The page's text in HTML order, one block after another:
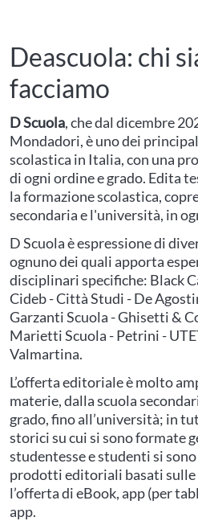
Deascuola: chi
facciamo
D Scuola, che dal dicembre
Mondadori, è uno dei
scolastica in Italia, con una
di ogni ordine e grado. Edita
la formazione scolastica,
secondaria e l'università, in
D Scuola è espressione di
ognuno dei quali apporta
disciplinari specifiche: Black
Cideb - Città Studi - De
Garzanti Scuola - Ghisetti &
Marietti Scuola - Petrini -
Valmartina.
L’offerta editoriale è molto
materie, dalla scuola
grado, fino all’università; in
storici su cui si sono formate
studentesse e studenti si
prodotti editoriali basati
l’offerta di eBook, app (per
app.